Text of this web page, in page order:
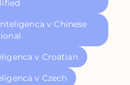
v Chinese
v Croatian
v Czech